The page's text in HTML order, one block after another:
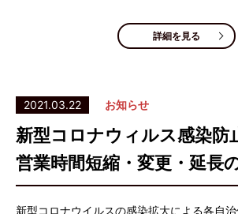
詳細を見る
2021.03.22 お知らせ
新型コロナウィルス感染防
営業時間短縮・変更・延長
新型コロナウイルスの感染拡大による各自